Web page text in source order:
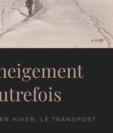
HIVER, LE TRANSPORT